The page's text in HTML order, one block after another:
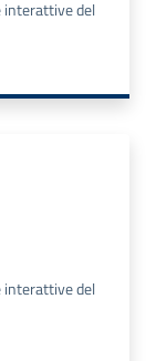
interattive del
interattive del